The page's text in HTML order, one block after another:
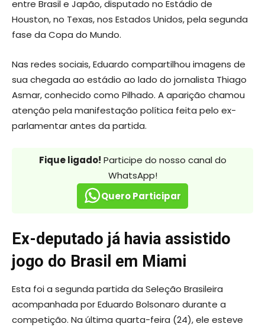
entre Brasil e Japão, disputado no Estádio de
Houston, no Texas, nos Estados Unidos, pela segunda
fase da Copa do Mundo.
Nas redes sociais, Eduardo compartilhou imagens de
sua chegada ao estádio ao lado do jornalista Thiago
Asmar, conhecido como Pilhado. A aparição chamou
atenção pela manifestação política feita pelo ex-
parlamentar antes da partida.
Fique ligado! Participe do nosso canal do
WhatsApp!
Quero Participar
Ex-deputado já havia assistido
jogo do Brasil em Miami
Esta foi a segunda partida da Seleção Brasileira
acompanhada por Eduardo Bolsonaro durante a
competição. Na última quarta-feira (24), ele esteve